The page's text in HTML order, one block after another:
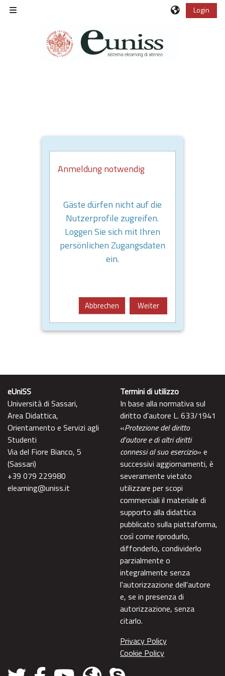
Zum Hauptinhalt
Login
Anmeldung notwendig
Gäste dürfen nicht auf die
Nutzerprofile zugreifen.
Loggen Sie sich mit Ihren
persönlichen Zugangsdaten
ein.
Abbrechen Weiter
eUniSS
Università di Sassari,
Area Didattica,
Orientamento e Servizi agli
Studenti
Via del Fiore Bianco, 5
(Sassari)
+39 079 229980
elearning@uniss.it
Termini di utilizzo
In base alla normativa sul
diritto d'autore L. 633/1941
«Protezione del diritto
d'autore e di altri diritti
connessi al suo esercizio» e
successivi aggiornamenti, è
severamente vietato
utilizzare per scopi
commerciali il materiale di
supporto alla didattica
pubblicato sulla piattaforma,
così come riprodurlo,
diffonderlo, condividerlo
parzialmente o
integralmente senza
l'autorizzazione dell'autore
e, se in presenza di
autorizzazione, senza
citarlo.
Privacy Policy
Cookie Policy